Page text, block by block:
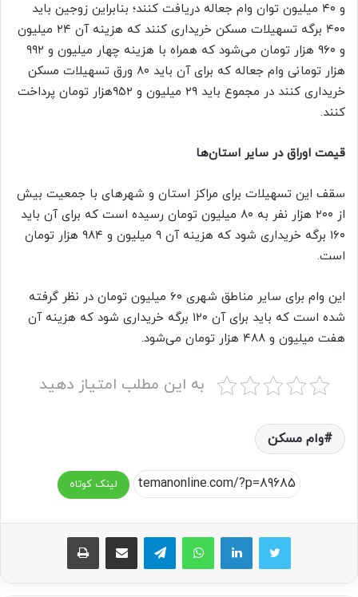
و ۴۰ میلیون توان وام جعاله دریافت کنند؛ بنابراین زوجین باید
۴۰۰ برگه تسهیلات مسکن خریداری کنند که هزینه آن ۲۴ میلیون
و ۹۶۰ هزار تومان می‌شود که همراه با هزینه چهار میلیون و ۹۹۲
هزار تومانی وام جعاله که برای آن باید ۸۰ ورق تسهیلات مسکن
خریداری کنند در مجموع باید ۲۹ میلیون و ۹۵۲هزار تومان پرداخت
کنند.
قیمت اوراق در سایر استان‌ها
سقف این تسهیلات برای مراکز استان و شهرهای با جمعیت بیش
از ۲۰۰ هزار نفر به ۸۰ میلیون تومان رسیده است که برای آن باید
۱۶۰ برگه خریداری شود که هزینه آن ۹ میلیون و ۹۸۴ هزار تومان
است.
این وام برای سایر مناطق شهری ۶۰ میلیون تومان در نظر گرفته
شده است که باید برای آن ۱۲۰ برگه خریداری شود که هزینه آن
هفت میلیون و ۴۸۸ هزار تومان می‌شود.
به این مطلب امتیاز دهید
وام مسکن
لینک کوتاه
واتس آپ تلگرام اشتراک گذاری از طریق ایمیل چاپ